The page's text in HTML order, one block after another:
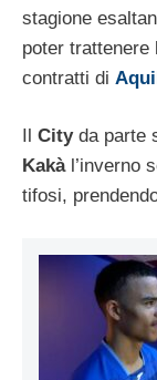
stagione
poter trattenere
contratti di
Il Cityda parte
Kakàl’inverno
tifosi,